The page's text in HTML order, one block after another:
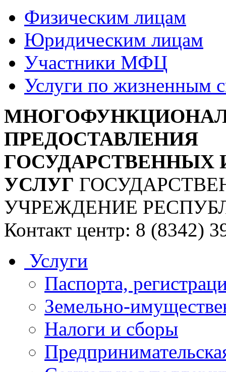
Физическим лицам
Юридическим лицам
Участники МФЦ
Услуги по жизненным
ПРЕДОСТАВЛЕНИЯ
УСЛУГ
УЧРЕЖДЕНИЕ
Контакт центр: 8 (8342)
Услуги
Паспорта,
Земельно-
Налоги и сборы